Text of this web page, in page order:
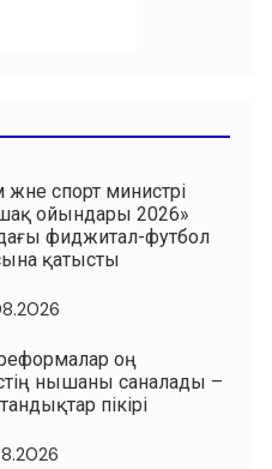
және спорт министрі
ойындары 2026»
фиджитал-футбол
қатысты
оң
нышаны саналады –
пікірі